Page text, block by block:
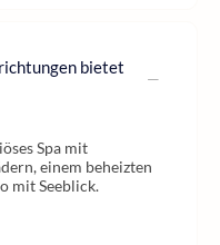
bietet
Spa mit
einem beheizten
mit Seeblick.